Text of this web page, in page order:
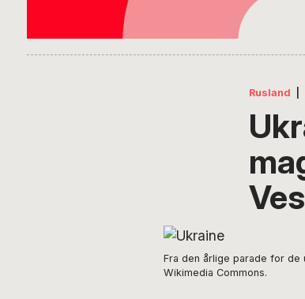
Rusland
Fra den årlige parade for
Wikimedia Commons.